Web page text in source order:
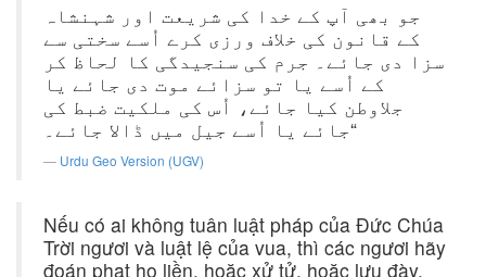
جو بھی آپ کے خدا کی شریعت اور شہنشاہ
کے قانون کی خلاف ورزی کرے اُسے سختی سے
سزا دی جائے۔ جرم کی سنجیدگی کا لحاظ کر
کے اُسے یا تو سزائے موت دی جائے یا
جلاوطن کیا جائے، اُس کی ملکیت ضبط کی
جائے یا اُسے جیل میں ڈالا جائے۔“
Urdu Geo Version (UGV)
Nếu có ai không tuân luật pháp của Ðức Chúa
Trời ngươi và luật lệ của vua, thì các ngươi hãy
đoán phạt họ liền, hoặc xử tử, hoặc lưu đày,